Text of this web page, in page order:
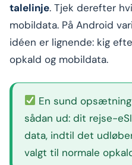
talelinje. Tjek derefter
mobildata. På Android
idéen er lignende: kig
opkald og mobildata.
En sund
sådan ud: dit rejse-
data, indtil det
valgt til normale